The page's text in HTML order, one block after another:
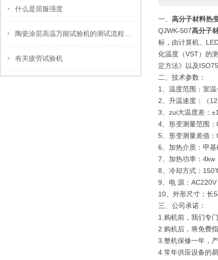
什么是屈服强度
有关疲劳试验机
一、 高分子材料热
QJWK-507高分子
标，由计算机、
化温度（VST）的
定方法》以及
二、技术参数：
1、温度范围：室
2、升温速度：（
3、zui大温度差：
4、形变测量范围
5、形变测量差值
6、加热介质：甲基
7、加热功率：4kw
8、冷却方式：
9、电 源：
10、外形尺寸：长
三、公司承诺：
1.购机前，我们专
2.购机后，将免费
3.整机保修一年，
4.常年供应设备的